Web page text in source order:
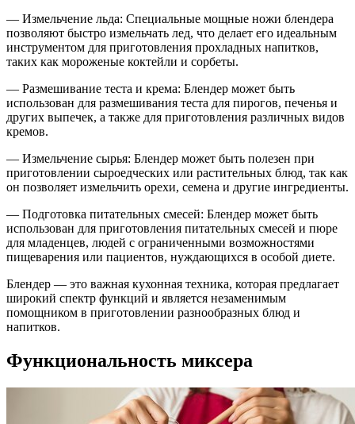
— Измельчение льда: Специальные мощные ножи блендера
позволяют быстро измельчать лед, что делает его идеальным
инструментом для приготовления прохладных напитков,
таких как мороженые коктейли и сорбеты.
— Размешивание теста и крема: Блендер может быть
использован для размешивания теста для пирогов, печенья и
других выпечек, а также для приготовления различных видов
кремов.
— Измельчение сырья: Блендер может быть полезен при
приготовлении сыроедческих или растительных блюд, так как
он позволяет измельчить орехи, семена и другие ингредиенты.
— Подготовка питательных смесей: Блендер может быть
использован для приготовления питательных смесей и пюре
для младенцев, людей с ограниченными возможностями
пищеварения или пациентов, нуждающихся в особой диете.
Блендер — это важная кухонная техника, которая предлагает
широкий спектр функций и является незаменимым
помощником в приготовлении разнообразных блюд и
напитков.
Функциональность миксера